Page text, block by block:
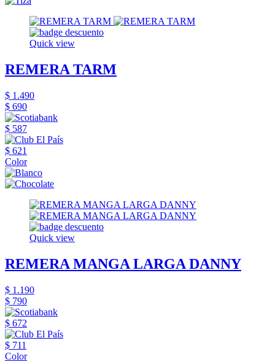
Quick view
REMERA TARM
$ 1.490
$ 690
$ 587
$ 621
Color
Quick view
REMERA MANGA LARGA DANNY
$ 1.190
$ 790
$ 672
$ 711
Color